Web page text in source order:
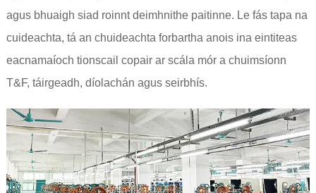
agus bhuaigh siad roinnt deimhnithe paitinne. Le fás tapa na
cuideachta, tá an chuideachta forbartha anois ina eintiteas
eacnamaíoch tionscail copair ar scála mór a chuimsíonn
T&F, táirgeadh, díolachán agus seirbhís.